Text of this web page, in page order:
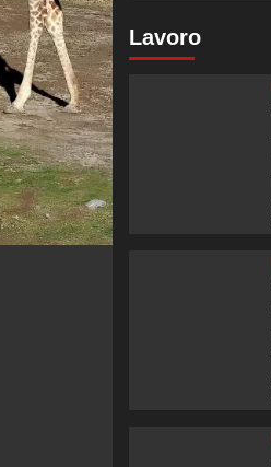
Lavoro